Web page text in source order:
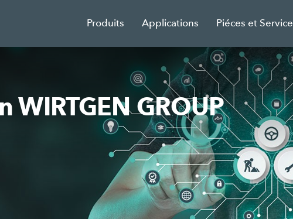
Produits Applications Piéces et Service
WIRTGEN GROUP